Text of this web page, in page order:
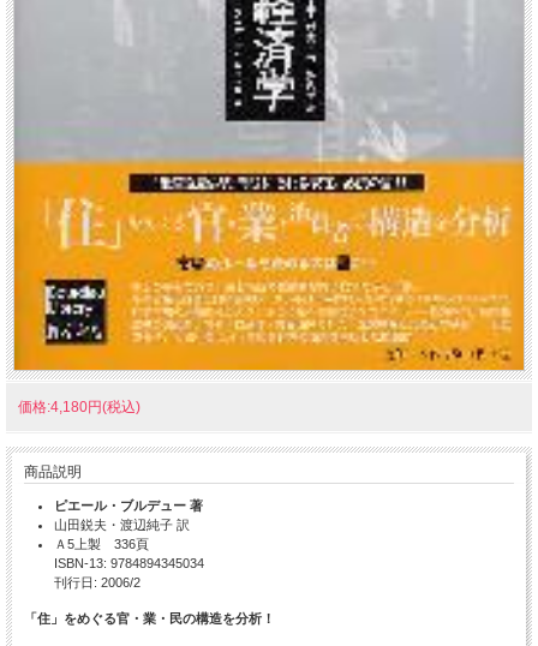
価格:4,180円(税込)
商品説明
ピエール・ブルデュー 著
山田鋭夫・渡辺純子 訳
Ａ5上製 336頁
ISBN-13: 9784894345034
刊行日: 2006/2
「住」をめぐる官・業・民の構造を分析！